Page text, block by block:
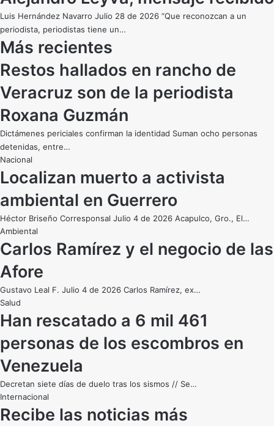
Luis Hernández Navarro Julio 28 de 2026 “Que reconozcan a un
periodista, periodistas tiene un…
Más recientes
Restos hallados en rancho de
Veracruz son de la periodista
Roxana Guzmán
Dictámenes periciales confirman la identidad Suman ocho personas
detenidas, entre…
Nacional
Localizan muerto a activista
ambiental en Guerrero
Héctor Briseño Corresponsal Julio 4 de 2026 Acapulco, Gro., El…
Ambiental
Carlos Ramírez y el negocio de las
Afore
Gustavo Leal F. Julio 4 de 2026 Carlos Ramírez, ex…
Salud
Han rescatado a 6 mil 461
personas de los escombros en
Venezuela
Decretan siete días de duelo tras los sismos // Se…
Internacional
Recibe las noticias más